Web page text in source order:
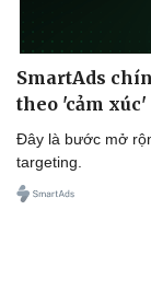
SmartAds
theo 'cảm xúc'
Đây là bước mở
targeting.